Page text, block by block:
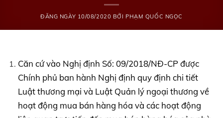
ĐĂNG NGÀY 10/08/2020 BỞI PHẠM QUỐC NGỌC
Căn cứ vào Nghị định Số: 09/2018/NĐ-CP được
Chính phủ ban hành Nghị định quy định chi tiết
Luật thương mại và Luật Quản lý ngoại thương về
hoạt động mua bán hàng hóa và các hoạt động